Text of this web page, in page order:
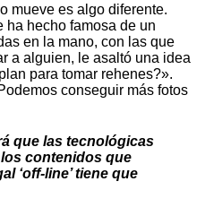
mueve es algo diferente.
ha hecho famosa de un
en la mano, con las que
a alguien, le asaltó una idea
para tomar rehenes?».
conseguir más fotos
que las tecnológicas
contenidos que
‘off-line’ tiene que